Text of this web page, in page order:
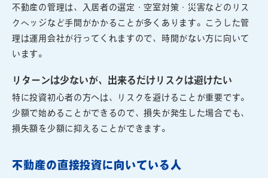
不動産の管理は、入居者の選定・空室対策・災害などのリス
クヘッジなど手間がかかることが多くあります。こうした管
理は運用会社が行ってくれますので、時間がない方に向いて
います。
リターンは少ないが、出来るだけリスクは避けたい
特に投資初心者の方へは、リスクを避けることが重要です。
少額で始めることができるので、損失が発生した場合でも、
損失額を少額に抑えることができます。
不動産の直接投資に向いている人